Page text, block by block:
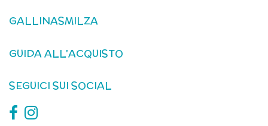
GALLINASMILZA
GUIDA ALL'ACQUISTO
SEGUICI SUI SOCIAL